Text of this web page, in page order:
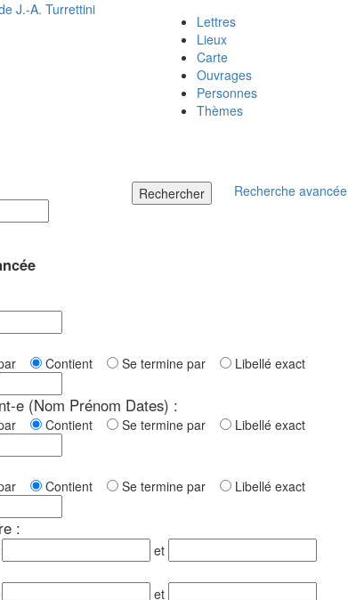
J.-A. Turrettini
Lettres
Lieux
Carte
Ouvrages
Personnes
Thèmes
Rechercher Recherche avancée
Contient Se termine par Libellé exact
e (Nom Prénom Dates) :
Contient Se termine par Libellé exact
Contient Se termine par Libellé exact
:
et
et